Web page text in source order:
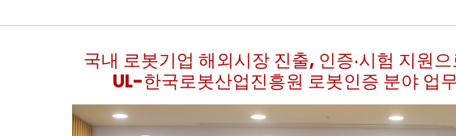
국내 로봇기업 해외시장 진출, 인증‧시험 지원
UL-한국로봇산업진흥원 로봇인증 분야 업